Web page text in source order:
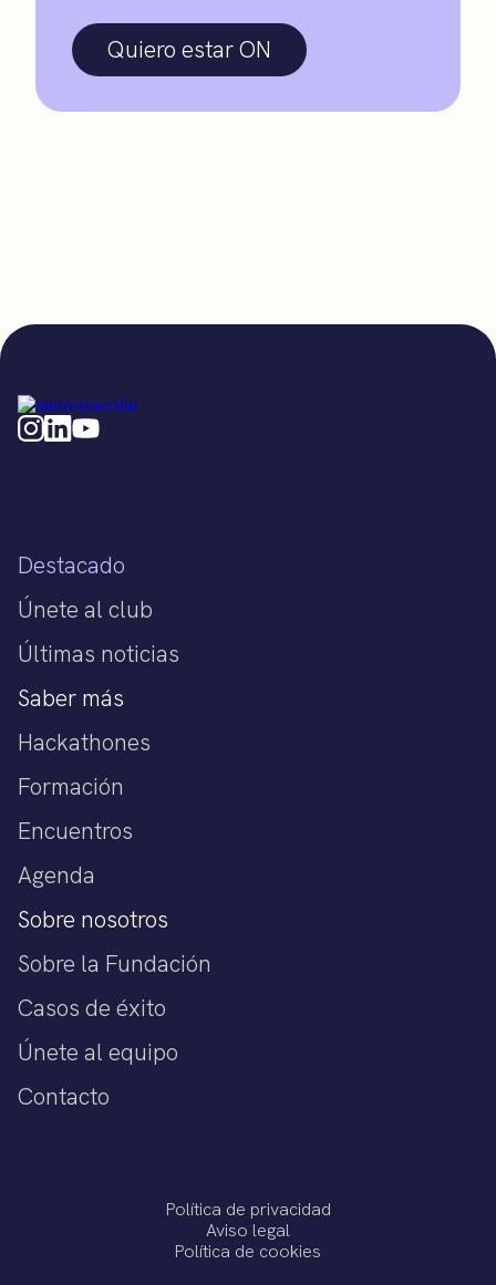
Quiero estar ON
Destacado
Únete al club
Últimas noticias
Saber más
Hackathones
Formación
Encuentros
Agenda
Sobre nosotros
Sobre la Fundación
Casos de éxito
Únete al equipo
Contacto
Política de privacidad
Aviso legal
Política de cookies